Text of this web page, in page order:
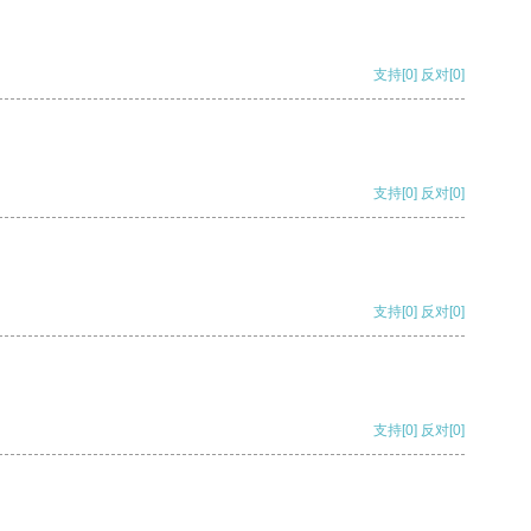
支持[0] 反对[0]
支持[0] 反对[0]
支持[0] 反对[0]
支持[0] 反对[0]